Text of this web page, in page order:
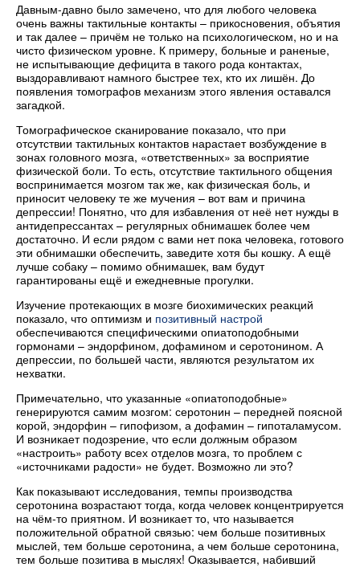
Давным-давно было замечено, что для любого человека
очень важны тактильные контакты – прикосновения, объятия
и так далее – причём не только на психологическом, но и на
чисто физическом уровне. К примеру, больные и раненые,
не испытывающие дефицита в такого рода контактах,
выздоравливают намного быстрее тех, кто их лишён. До
появления томографов механизм этого явления оставался
загадкой.
Томографическое сканирование показало, что при
отсутствии тактильных контактов нарастает возбуждение в
зонах головного мозга, «ответственных» за восприятие
физической боли. То есть, отсутствие тактильного общения
воспринимается мозгом так же, как физическая боль, и
приносит человеку те же мучения – вот вам и причина
депрессии! Понятно, что для избавления от неё нет нужды в
антидепрессантах – регулярных обнимашек более чем
достаточно. И если рядом с вами нет пока человека, готового
эти обнимашки обеспечить, заведите хотя бы кошку. А ещё
лучше собаку – помимо обнимашек, вам будут
гарантированы ещё и ежедневные прогулки.
Изучение протекающих в мозге биохимических реакций
показало, что оптимизм и позитивный настрой
обеспечиваются специфическими опиатоподобными
гормонами – эндорфином, дофамином и серотонином. А
депрессии, по большей части, являются результатом их
нехватки.
Примечательно, что указанные «опиатоподобные»
генерируются самим мозгом: серотонин – передней поясной
корой, эндорфин – гипофизом, а дофамин – гипоталамусом.
И возникает подозрение, что если должным образом
«настроить» работу всех отделов мозга, то проблем с
«источниками радости» не будет. Возможно ли это?
Как показывают исследования, темпы производства
серотонина возрастают тогда, когда человек концентрируется
на чём-то приятном. И возникает то, что называется
положительной обратной связью: чем больше позитивных
мыслей, тем больше серотонина, а чем больше серотонина,
тем больше позитива в мыслях! Оказывается, набивший